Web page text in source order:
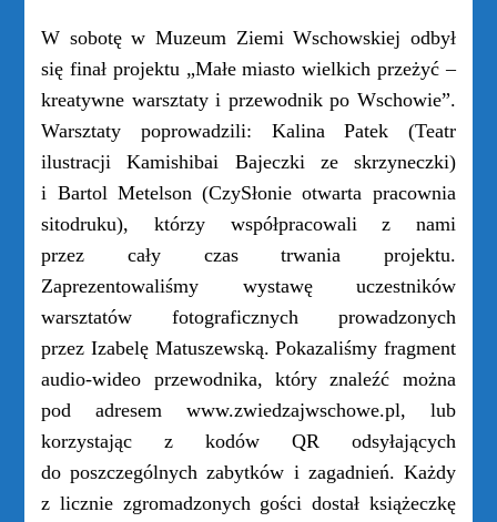
W sobotę w Muzeum Ziemi Wschowskiej odbył
się finał projektu „Małe miasto wielkich przeżyć –
kreatywne warsztaty i przewodnik po Wschowie”.
Warsztaty poprowadzili: Kalina Patek (Teatr
ilustracji Kamishibai Bajeczki ze skrzyneczki)
i Bartol Metelson (CzySłonie otwarta pracownia
sitodruku), którzy współpracowali z nami
przez cały czas trwania projektu.
Zaprezentowaliśmy wystawę uczestników
warsztatów fotograficznych prowadzonych
przez Izabelę Matuszewską. Pokazaliśmy fragment
audio-wideo przewodnika, który znaleźć można
pod adresem www.zwiedzajwschowe.pl, lub
korzystając z kodów QR odsyłających
do poszczególnych zabytków i zagadnień. Każdy
z licznie zgromadzonych gości dostał książeczkę